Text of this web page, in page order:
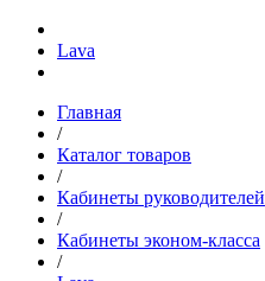
Lava
Главная
/
Каталог товаров
/
Кабинеты руководителей
/
Кабинеты эконом-класса
/